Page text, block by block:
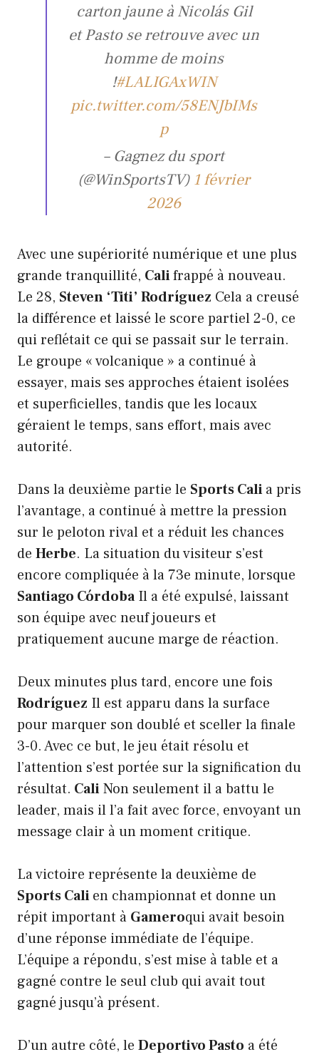
carton jaune à Nicolás Gil
et Pasto se retrouve avec un
homme de moins
!#LALIGAxWIN
pic.twitter.com/58ENJbIMs
p
– Gagnez du sport
(@WinSportsTV) 1 février
2026
Avec une supériorité numérique et une plus
grande tranquillité, Califrappé à nouveau.
Le 28, Steven ‘Titi’ Rodríguez Cela a creusé
la différence et laissé le score partiel 2-0, ce
qui reflétait ce qui se passait sur le terrain.
Le groupe « volcanique » a continué à
essayer, mais ses approches étaient isolées
et superficielles, tandis que les locaux
géraient le temps, sans effort, mais avec
autorité.
Dans la deuxième partie le Sports Calia pris
l’avantage, a continué à mettre la pression
sur le peloton rival et a réduit les chances
de Herbe. La situation du visiteur s’est
encore compliquée à la 73e minute, lorsque
Santiago CórdobaIl a été expulsé, laissant
son équipe avec neuf joueurs et
pratiquement aucune marge de réaction.
Deux minutes plus tard, encore une fois
Rodríguez Il est apparu dans la surface
pour marquer son doublé et sceller la finale
3-0. Avec ce but, le jeu était résolu et
l’attention s’est portée sur la signification du
résultat. CaliNon seulement il a battu le
leader, mais il l’a fait avec force, envoyant un
message clair à un moment critique.
La victoire représente la deuxième de
Sports Calien championnat et donne un
répit important à Gameroqui avait besoin
d’une réponse immédiate de l’équipe.
L’équipe a répondu, s’est mise à table et a
gagné contre le seul club qui avait tout
gagné jusqu’à présent.
D’un autre côté, le Deportivo Pasto a été